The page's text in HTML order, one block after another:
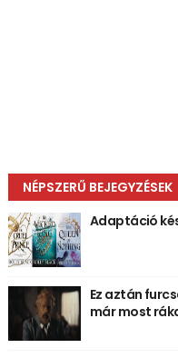
NÉPSZERŰ BEJEGYZÉSEK
Adaptáció
Ez aztán
már most